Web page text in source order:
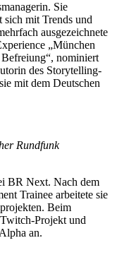
Sie
sich mit Trends und
ausgezeichnete
„München
nominiert
des Storytelling-
mit dem Deutschen
Rundfunk
BR Next. Nach dem
Trainee arbeitete sie
Beim
Projekt und
an.